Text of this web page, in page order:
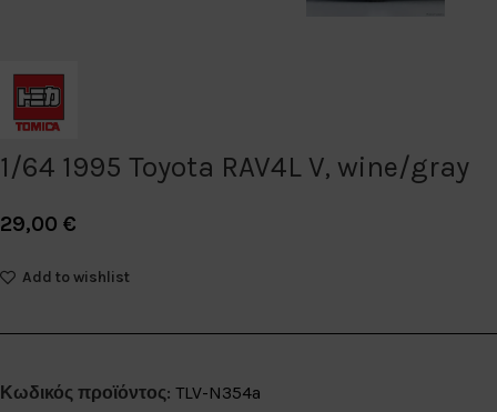
1/64 1995 Toyota RAV4L V, wine/gray
29,00 €
Add to wishlist
Κωδικός προϊόντος: TLV-N354a